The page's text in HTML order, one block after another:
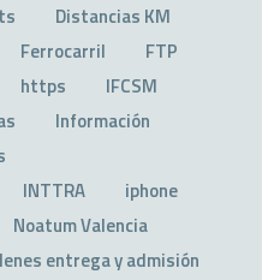
Distancias KM
Ferrocarril
FTP
https
IFCSM
Información
INTTRA
iphone
Noatum Valencia
entrega y admisión